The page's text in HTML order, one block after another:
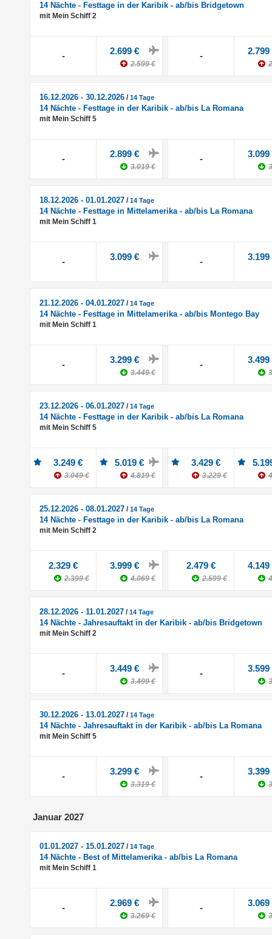
14 Nächte - Festtage in der Karibik - ab/bis Bridgetown
mit Mein Schiff 2
- 2.699 €
2.599 €
- 2.799
16.12.2026 - 30.12.2026 /14 Tage
14 Nächte - Festtage in der Karibik - ab/bis La Romana
mit Mein Schiff 5
- 2.899 €
3.019 €
- 3.099
18.12.2026 - 01.01.2027 /14 Tage
14 Nächte - Festtage in Mittelamerika - ab/bis La Romana
mit Mein Schiff 1
- 3.099 € - 3.199
21.12.2026 - 04.01.2027 /14 Tage
14 Nächte - Festtage in Mittelamerika - ab/bis Montego Bay
mit Mein Schiff 1
- 3.299 €
3.449 €
- 3.499
23.12.2026 - 06.01.2027 /14 Tage
14 Nächte - Festtage in der Karibik - ab/bis La Romana
mit Mein Schiff 5
3.249 €
3.049 €
5.019 €
4.819 €
3.429 €
3.229 €
25.12.2026 - 08.01.2027 /14 Tage
14 Nächte - Festtage in der Karibik - ab/bis La Romana
mit Mein Schiff 2
2.329 €
2.399 €
3.999 €
4.069 €
2.479 €
2.599 €
4.149
28.12.2026 - 11.01.2027 /14 Tage
14 Nächte - Jahresauftakt in der Karibik - ab/bis Bridgetown
mit Mein Schiff 2
- 3.449 €
3.499 €
- 3.599
30.12.2026 - 13.01.2027 /14 Tage
14 Nächte - Jahresauftakt in der Karibik - ab/bis La Romana
mit Mein Schiff 5
- 3.299 €
3.319 €
- 3.399
Januar 2027
01.01.2027 - 15.01.2027 /14 Tage
14 Nächte - Best of Mittelamerika - ab/bis La Romana
mit Mein Schiff 1
- 2.969 €
3.269 €
- 3.069